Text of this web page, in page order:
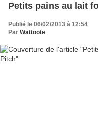
Petits pains au lait
Publié le 06/02/2013 à 12:54
Par Wattoote